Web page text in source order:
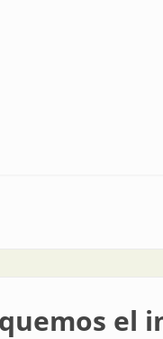
de potencia industrial
el